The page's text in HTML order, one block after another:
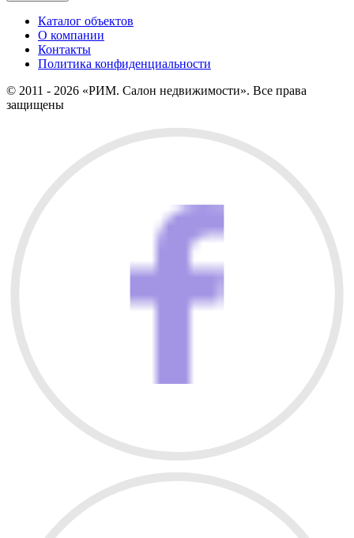
Каталог объектов
О компании
Контакты
Политика конфиденциальности
© 2011 - 2026 «РИМ. Салон недвижимости». Все права
защищены